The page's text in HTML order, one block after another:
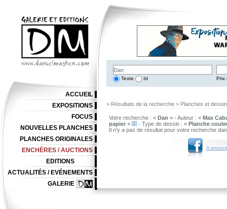
Texte Id Prix
> Résultats de la recherche > Planches et
Votre recherche : « Dan » - Auteur : « Max
papier » - Type de dessin : « Planche
Il n'y a pas de résultat pour votre recherche
A
ACCUEIL
EXPOSITIONS
FOCUS
NOUVELLES PLANCHES
PLANCHES ORIGINALES
ENCHÈRES / AUCTIONS
EDITIONS
ACTUALITÉS / EVÉNEMENTS
GALERIE